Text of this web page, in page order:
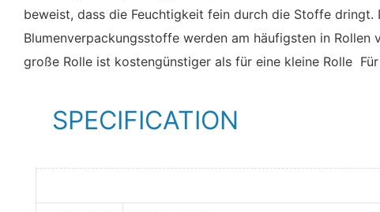
beweist, dass die Feuchtigkeit fein durch die Stoffe
Blumenverpackungsstoffe werden am häufigsten in
große Rolle ist kostengünstiger als für eine kleine Rolle
SPECIFICATION